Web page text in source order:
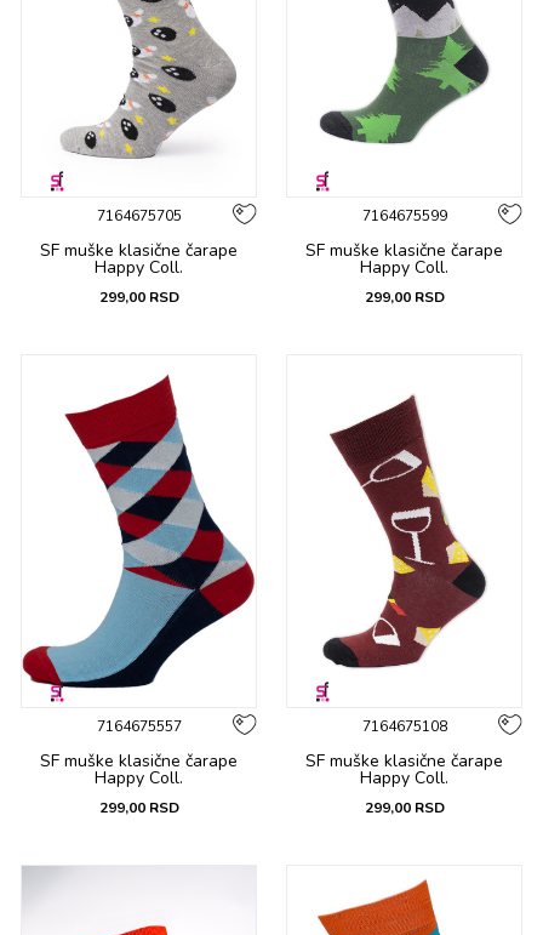
7164675705
SF muške klasične čarape
Happy Coll.
299,00 RSD
7164675599
SF muške klasične čarape
Happy Coll.
299,00 RSD
7164675557
SF muške klasične čarape
Happy Coll.
299,00 RSD
7164675108
SF muške klasične čarape
Happy Coll.
299,00 RSD